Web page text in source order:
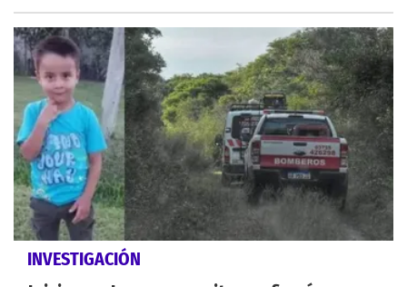
INVESTIGACIÓN